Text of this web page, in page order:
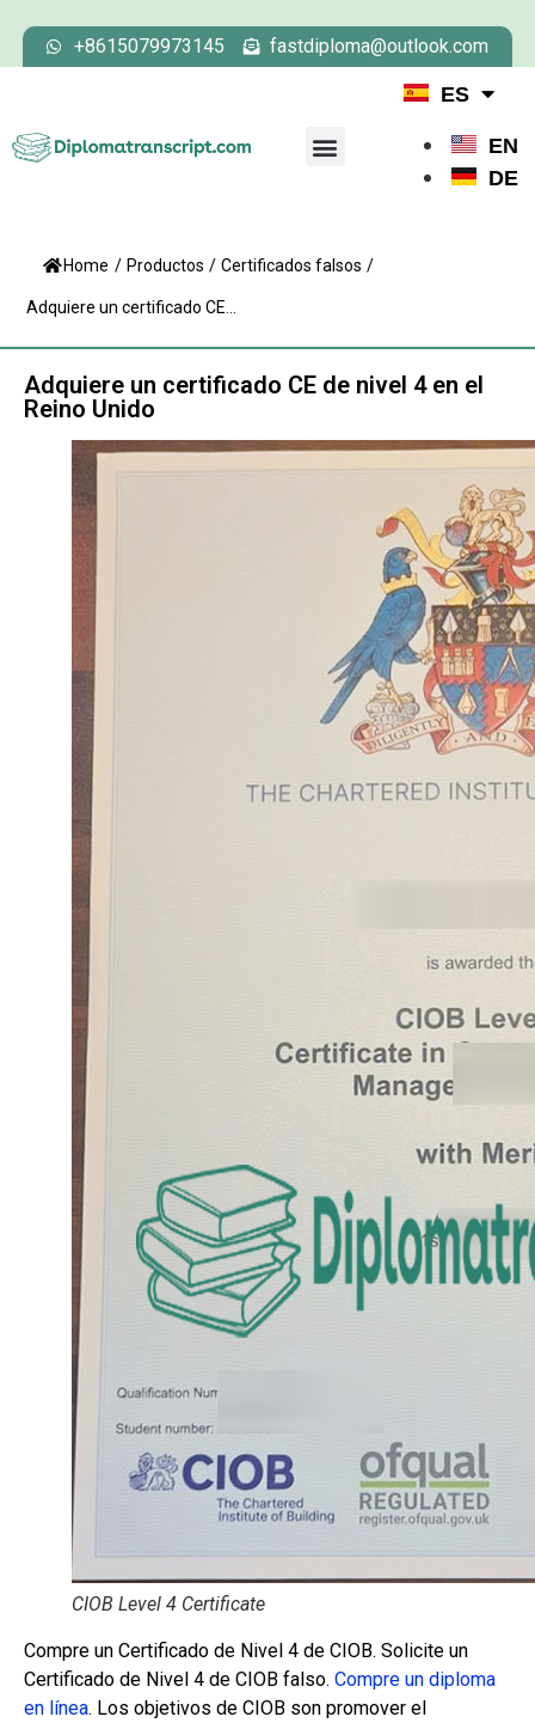
+8615079973145 fastdiploma@outlook.com
ES
EN
DE
Home / Productos / Certificados falsos /
Adquiere un certificado CE...
Adquiere un certificado CE de nivel 4 en el
Reino Unido
CIOB Level 4 Certificate
Compre un Certificado de Nivel 4 de CIOB. Solicite un
Certificado de Nivel 4 de CIOB falso. Compre un diploma
en línea. Los objetivos de CIOB son promover el